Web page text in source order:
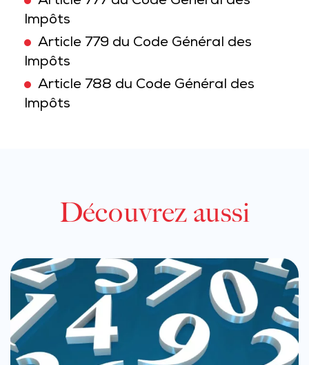
Impôts
Article 779 du Code Général des
Impôts
Article 788 du Code Général des
Impôts
Découvrez aussi